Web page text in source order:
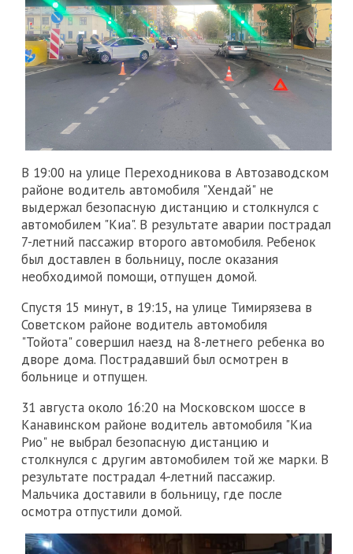
В 19:00 на улице Переходникова в Автозаводском
районе водитель автомобиля "Хендай" не
выдержал безопасную дистанцию и столкнулся с
автомобилем "Киа". В результате аварии пострадал
7-летний пассажир второго автомобиля. Ребенок
был доставлен в больницу, после оказания
необходимой помощи, отпущен домой.
Спустя 15 минут, в 19:15, на улице Тимирязева в
Советском районе водитель автомобиля
"Тойота" совершил наезд на 8-летнего ребенка во
дворе дома. Пострадавший был осмотрен в
больнице и отпущен.
31 августа около 16:20 на Московском шоссе в
Канавинском районе водитель автомобиля "Киа
Рио" не выбрал безопасную дистанцию и
столкнулся с другим автомобилем той же марки. В
результате пострадал 4-летний пассажир.
Мальчика доставили в больницу, где после
осмотра отпустили домой.